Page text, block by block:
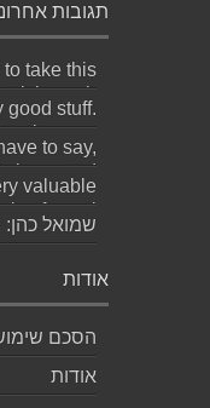
תגובות
take this
it in such...
good stuff.
web page;
Bookmar...
to say,
wasted
effor...
valuable
a few mi...
שמואל כהן:
קיסינגר
ההשקה של...
אודות
הסכם
אודות